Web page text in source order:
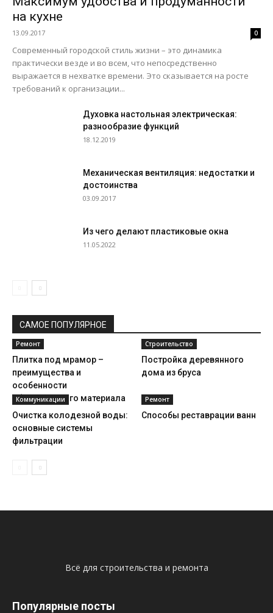
на кухне
13.09.2017 0
Современный городской стиль жизни – это динамика
практически везде и во всем, что непосредственно
выражается в нехватке времени. Это сказывается на росте
требований к организации...
Духовка настольная электрическая:
разнообразие функций
18.12.2019
Механическая вентиляция: недостатки и
достоинства
03.09.2017
Из чего делают пластиковые окна
11.05.2022
САМОЕ ПОПУЛЯРНОЕ
Ремонт
Плитка под мрамор –
преимущества и
особенности
облицовочного материала
Строительство
Постройка деревянного
дома из бруса
Коммуникации
Очистка колодезной воды:
основные системы
фильтрации
Ремонт
Способы реставрации ванн
Всё для строительства и ремонта
Популярные посты